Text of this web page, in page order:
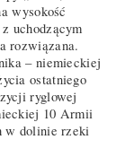
wysokość
uchodzącym
rozwiązana.
– niemieckiej
ostatniego
ryglowej
10 Armii
w dolinie rzeki